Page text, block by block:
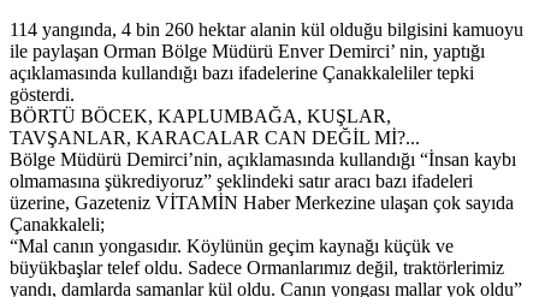
114 yangında, 4 bin 260 hektar alanin kül olduğu bilgisini kamuoyu
ile paylaşan Orman Bölge Müdürü Enver Demirci’ nin, yaptığı
açıklamasında kullandığı bazı ifadelerine Çanakkaleliler tepki
gösterdi.
BÖRTÜ BÖCEK, KAPLUMBAĞA, KUŞLAR,
TAVŞANLAR, KARACALAR CAN DEĞİL Mİ?...
Bölge Müdürü Demirci’nin, açıklamasında kullandığı “İnsan kaybı
olmamasına şükrediyoruz” şeklindeki satır aracı bazı ifadeleri
üzerine, Gazeteniz VİTAMİN Haber Merkezine ulaşan çok sayıda
Çanakkaleli;
“Mal canın yongasıdır. Köylünün geçim kaynağı küçük ve
büyükbaşlar telef oldu. Sadece Ormanlarımız değil, traktörlerimiz
yandı, damlarda samanlar kül oldu. Canın yongası mallar yok oldu”